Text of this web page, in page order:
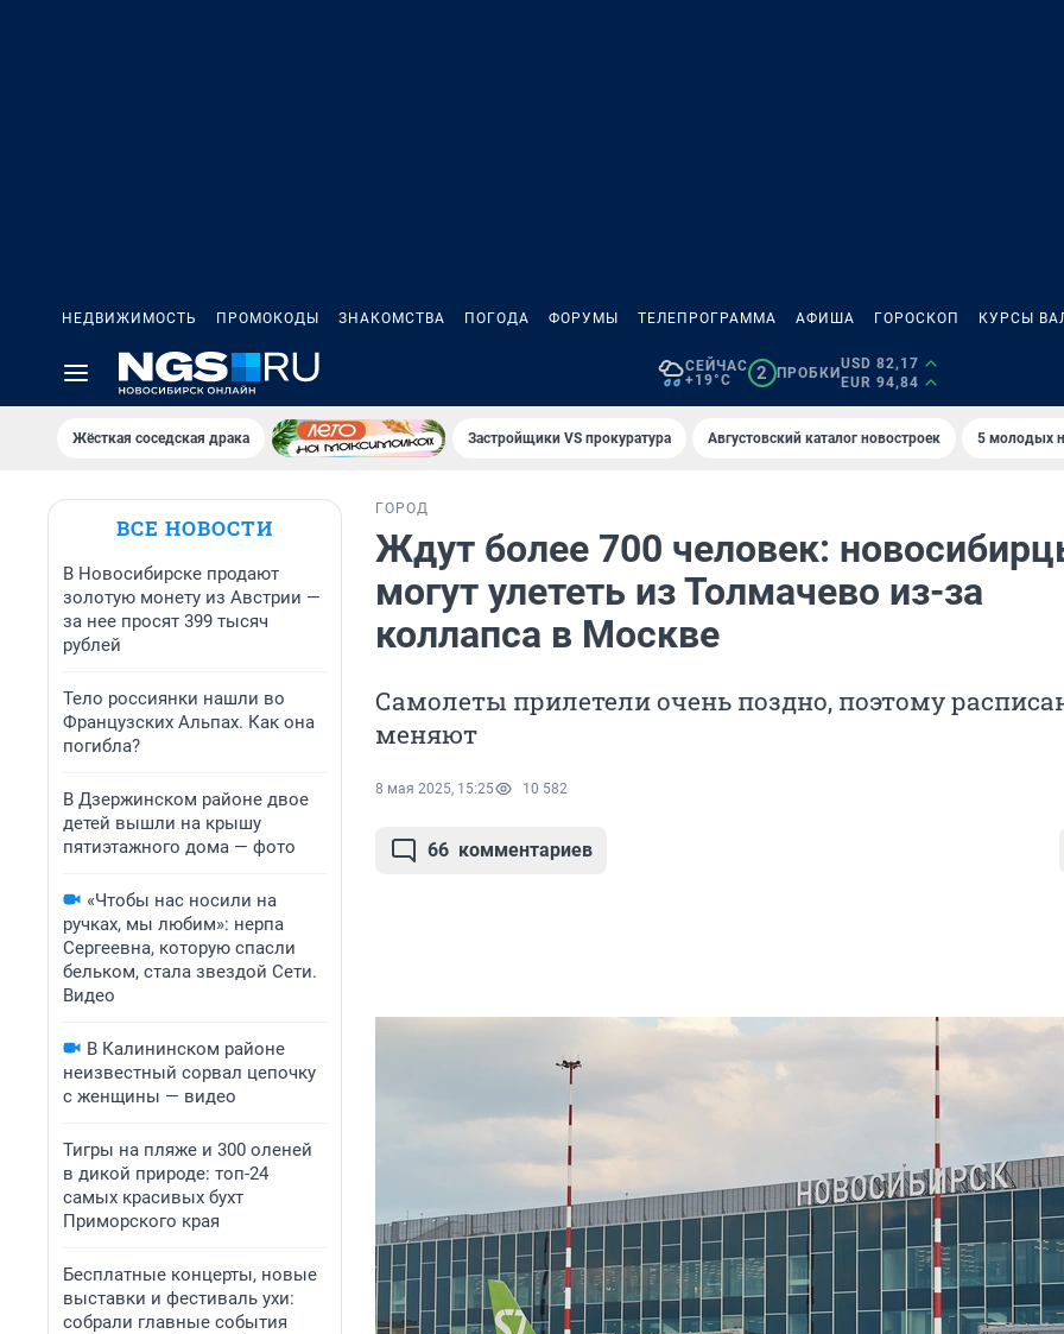
НЕДВИЖИМОСТЬ ПРОМОКОДЫ ЗНАКОМСТВА ПОГОДА ФОРУМЫ ТЕЛЕПРОГРАММА АФИША ГОРОСКОП КУРСЫ
СЕЙЧАС
+19°C
2 ПРОБКИ
USD 82,17
EUR 94,84
Жёсткая соседская драка Застройщики VS прокуратура Августовский каталог новостроек 5 молодых
ВСЕ НОВОСТИ
В Новосибирске продают
золотую монету из Австрии —
за нее просят 399 тысяч
рублей
Тело россиянки нашли во
Французских Альпах. Как она
погибла?
В Дзержинском районе двое
детей вышли на крышу
пятиэтажного дома — фото
«Чтобы нас носили на
ручках, мы любим»: нерпа
Сергеевна, которую спасли
бельком, стала звездой Сети.
Видео
В Калининском районе
неизвестный сорвал цепочку
с женщины — видео
Тигры на пляже и 300 оленей
в дикой природе: топ-24
самых красивых бухт
Приморского края
Бесплатные концерты, новые
выставки и фестиваль ухи:
собрали главные события
ГОРОД
Ждут более 700 человек:
могут улететь из Толмачево из-за
коллапса в Москве
Самолеты прилетели очень поздно, поэтому
меняют
8 мая 2025, 15:25 10 582
66 комментариев